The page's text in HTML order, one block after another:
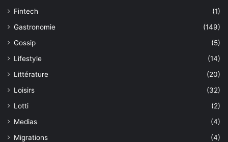
Fintech
(1)
Gastronomie
(149)
Gossip
(5)
Lifestyle
(14)
Littérature
(20)
Loisirs
(32)
Lotti
(2)
Medias
(4)
Migrations
(4)